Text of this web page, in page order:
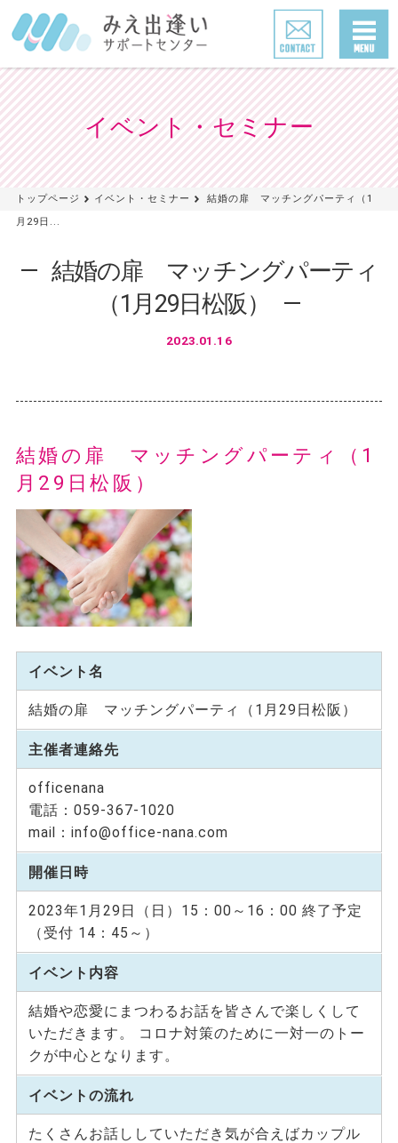
イベント・セミナー
トップページ イベント・セミナー
結婚の扉 マッチングパーティ（1
月29日...
結婚の扉 マッチングパーティ
（1月29日松阪）
2023.01.16
結婚の扉 マッチングパーティ（1
月29日松阪）
イベント名
結婚の扉 マッチングパーティ（1月29日松阪）
主催者連絡先
officenana
電話：059-367-1020
mail：info@office-nana.com
開催日時
2023年1月29日（日）15：00～16：00 終了予定
（受付 14：45～）
イベント内容
結婚や恋愛にまつわるお話を皆さんで楽しくして
いただきます。 コロナ対策のために一対一のトー
クが中心となります。
イベントの流れ
たくさんお話ししていただき気が合えばカップル